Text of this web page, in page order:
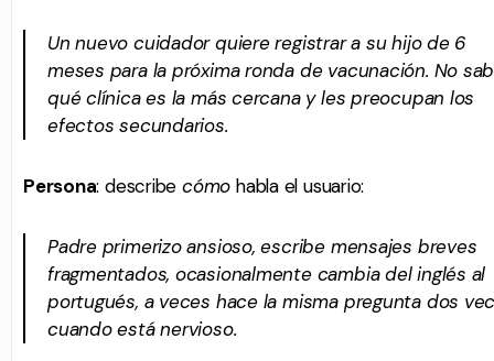
Un nuevo cuidador quiere registrar a su hijo de 6
meses para la próxima ronda de vacunación. No
qué clínica es la más cercana y les preocupan los
efectos secundarios.
Persona: describecómo habla el usuario:
Padre primerizo ansioso, escribe mensajes breves
fragmentados, ocasionalmente cambia del inglés al
portugués, a veces hace la misma pregunta dos
cuando está nervioso.